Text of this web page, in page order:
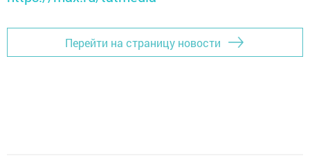
Перейти на страницу новости